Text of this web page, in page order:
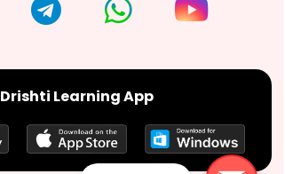
Drishti Learning App